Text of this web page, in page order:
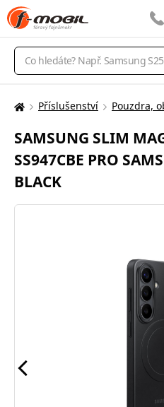
Vyhledávání
Zde
nacházíte:
Příslušenství Pouzdra,
SAMSUNG SLIM
SS947CBE PRO
BLACK